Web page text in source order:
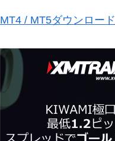
MT4 / MT5ダウンロード